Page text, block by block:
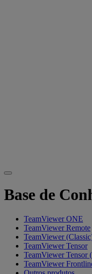
Base de
TeamViewer ONE
TeamViewer Remote
TeamViewer
TeamViewer Tensor
TeamViewer Tensor
TeamViewer